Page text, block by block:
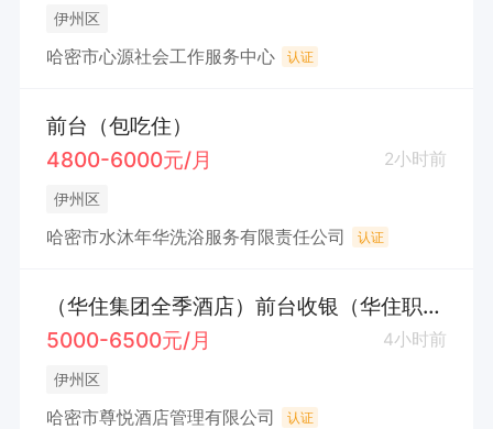
伊州区
哈密市心源社会工作服务中心 认证
前台（包吃住）
4800-6000元/月
2小时前
伊州区
哈密市水沐年华洗浴服务有限责任公司 认证
（华住集团全季酒店）前台收银（华住职称认证+五险+工龄工资+带薪休假+节日福利）
5000-6500元/月
4小时前
伊州区
哈密市尊悦酒店管理有限公司 认证